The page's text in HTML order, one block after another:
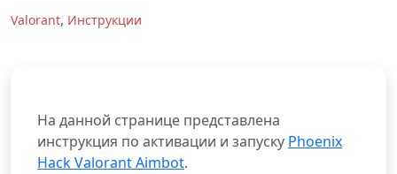
Valorant, Инструкции
На данной странице представлена
инструкция по активации и запуску Phoenix
Hack Valorant Aimbot.